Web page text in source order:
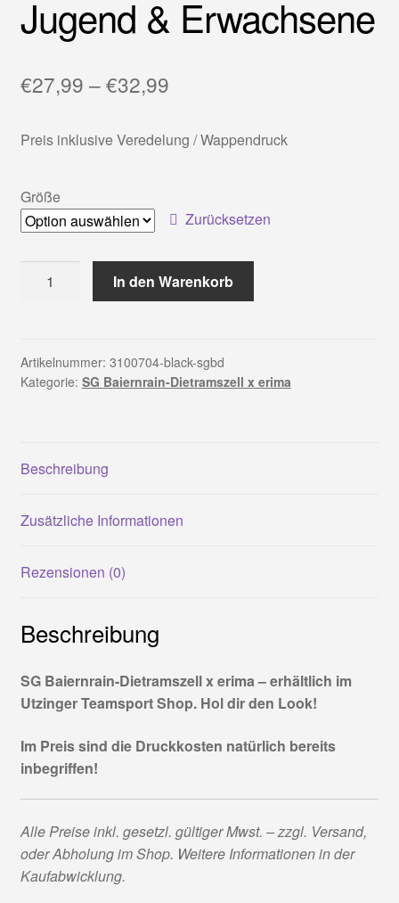
Kasse
Sample Page
SC Lenggries Teamwearshop
SV Münsing Teamsportshop
Warenkorb
Jugend & Erwachsene
€27,99 –€32,99Preisspanne:
bis
Preis inklusive Veredelung / Wappendruck
Größe
Zurücksetzen
Trainingshose
&
Erwachsene
In den Warenkorb
Artikelnummer: 3100704-black-sgbd
Kategorie: SG Baiernrain-Dietramszell x erima
Beschreibung
Zusätzliche Informationen
Rezensionen (0)
Beschreibung
SG Baiernrain-Dietramszell x erima – erhältlich im
Utzinger Teamsport Shop. Hol dir den Look!
Im Preis sind die Druckkosten natürlich bereits
inbegriffen!
Alle Preise inkl. gesetzl. gültiger Mwst. – zzgl. Versand,
oder Abholung im Shop. Weitere Informationen in der
Kaufabwicklung.